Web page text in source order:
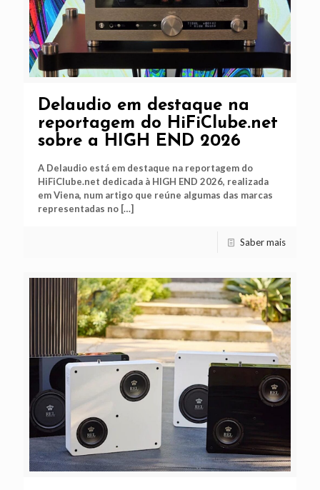
Delaudio em destaque na
reportagem do HiFiClube.net
sobre a HIGH END 2026
A Delaudio está em destaque na reportagem do
HiFiClube.net dedicada à HIGH END 2026, realizada
em Viena, num artigo que reúne algumas das marcas
representadas no […]
Saber mais